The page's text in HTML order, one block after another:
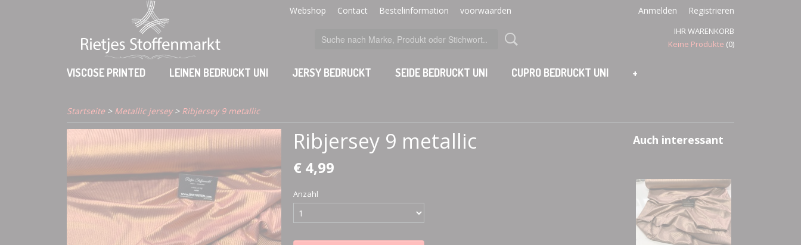
Webshop Contact Bestelinformation voorwaarden Anmelden Registrieren
IHR WARENKORB
Keine Produkte (0)
VISCOSE PRINTED LEINEN BEDRUCKT UNI JERSY BEDRUCKT SEIDE BEDRUCKT UNI CUPRO BEDRUCKT UNI +
Startseite> Metallic jersey> Ribjersey 9 metallic
Ribjersey 9 metallic
€ 4,99
Anzahl
Auch interessant